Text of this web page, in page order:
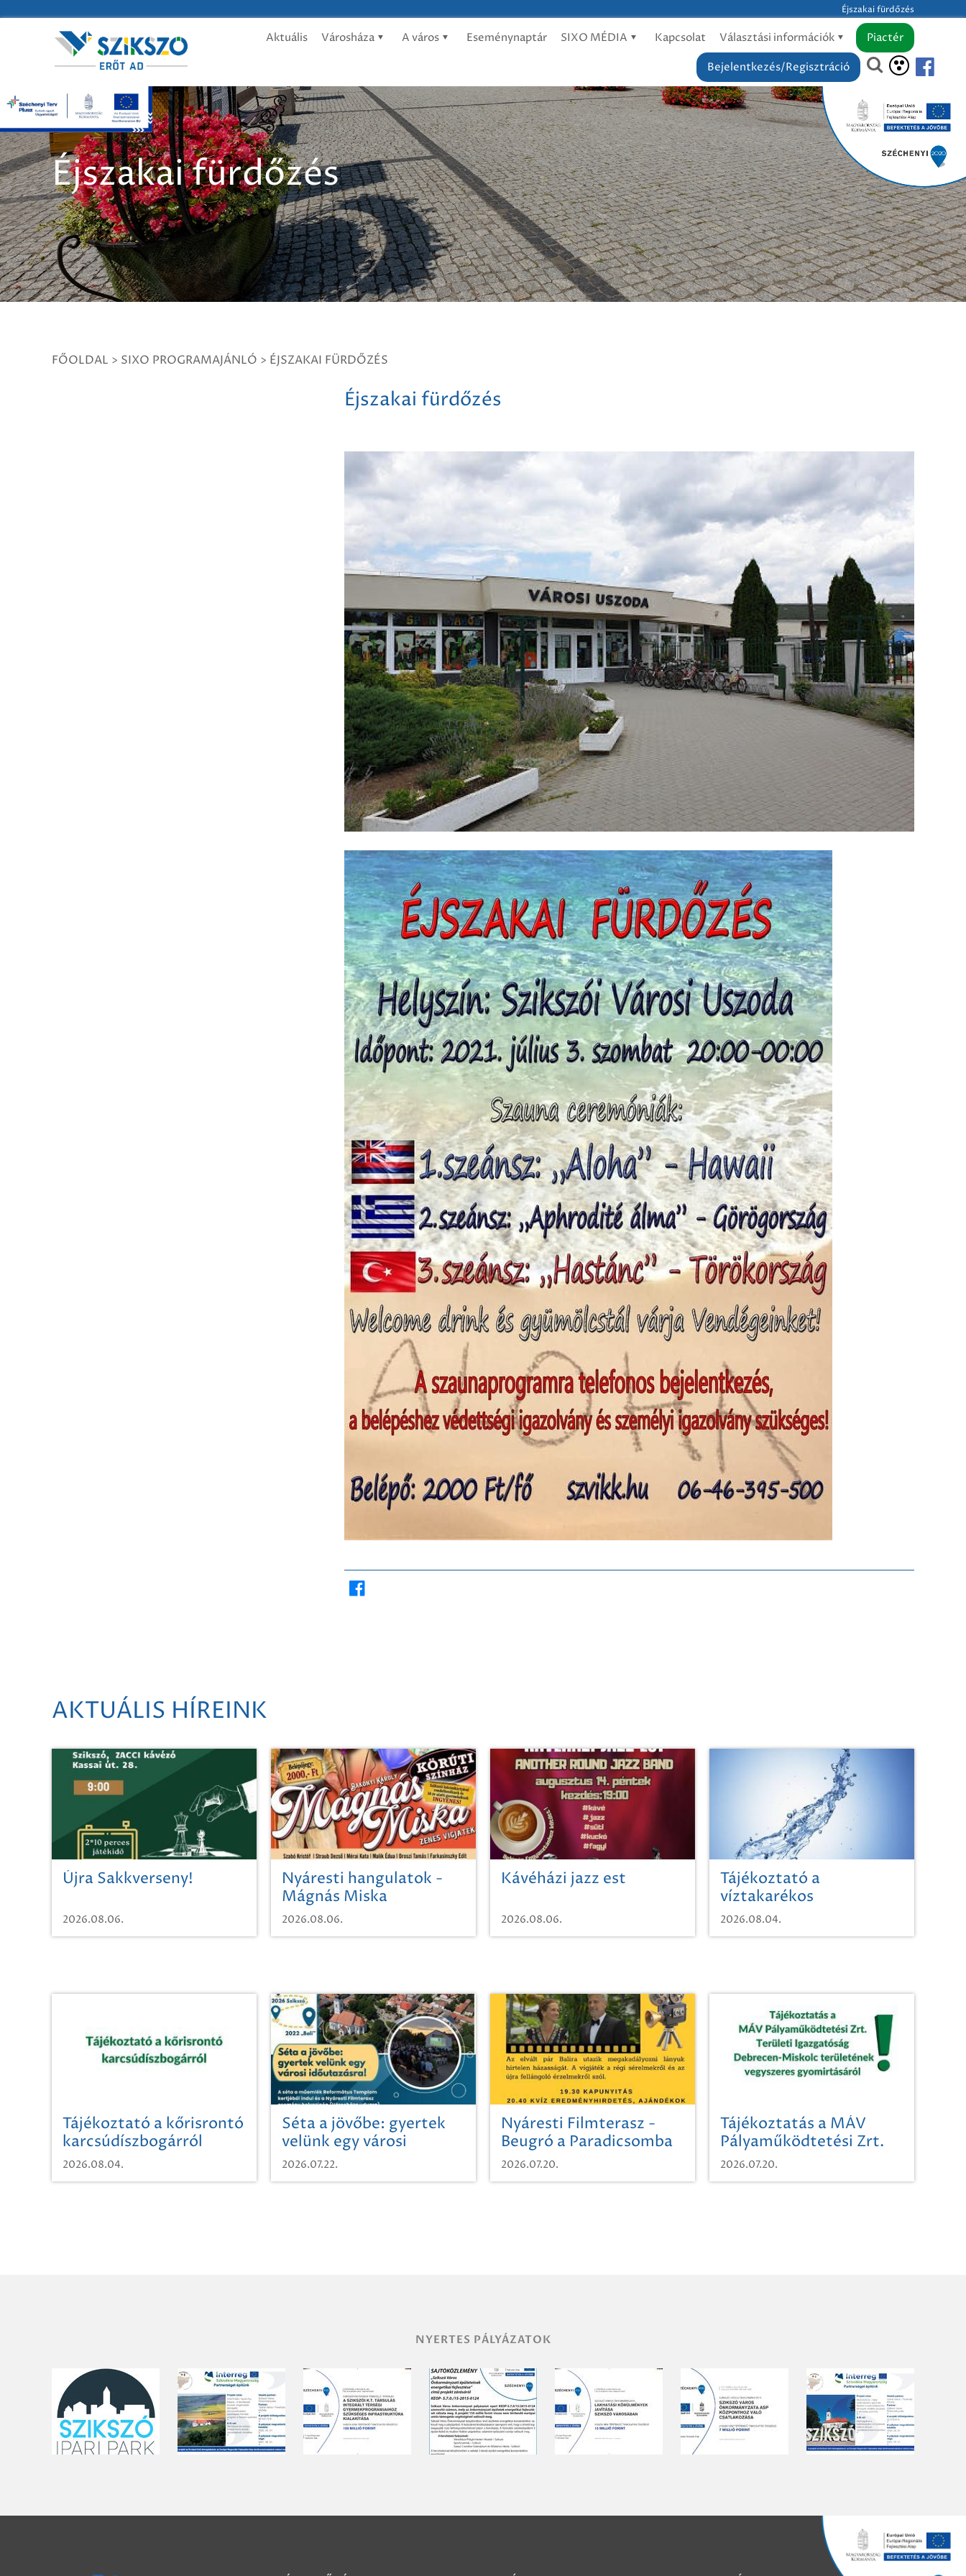
Éjszakai fürdőzés
Aktuális Városháza A város Eseménynaptár SIXO MÉDIA Kapcsolat Választási információk
Piactér
Bejelentkezés/Regisztráció
Éjszakai fürdőzés
FŐOLDAL > SIXO PROGRAMAJÁNLÓ > ÉJSZAKAI FÜRDŐZÉS
Éjszakai fürdőzés
AKTUÁLIS HÍREINK
Újra Sakkverseny!
2026.08.06.
Nyáresti hangulatok -
Mágnás Miska
2026.08.06.
Kávéházi jazz est
2026.08.06.
Tájékoztató a
víztakarékos
vízhasználatról
2026.08.04.
Tájékoztató a kőrisrontó
karcsúdíszbogárról
2026.08.04.
Séta a jövőbe: gyertek
velünk egy városi
időutazásra!
2026.07.22.
Nyáresti Filmterasz -
Beugró a Paradicsomba
2026.07.20.
Tájékoztatás a MÁV
Pályaműködtetési Zrt.
Területi Igazgatóság
Debrecen-Miskolc
2026.07.20.
NYERTES PÁLYÁZATOK